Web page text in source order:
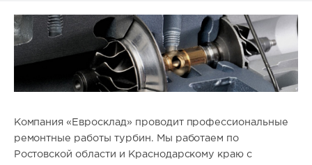
Компания «Евросклад» проводит профессиональные
ремонтные работы турбин. Мы работаем по
Ростовской области и Краснодарскому краю с